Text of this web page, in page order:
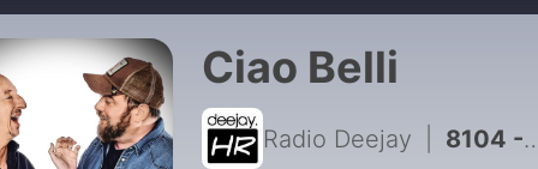
Ciao Belli
Radio Deejay 8104 - Car hunters il tergicristallo particolare